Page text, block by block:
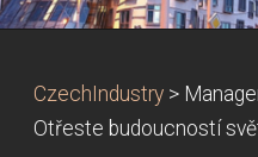
CzechIndustry >
Otřeste budoucností